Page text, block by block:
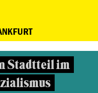
Stadtteil im